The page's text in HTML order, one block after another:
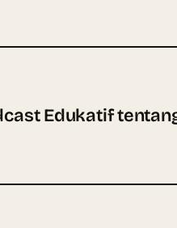
Edukatif